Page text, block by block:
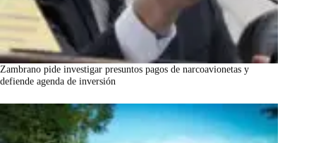
Zambrano pide investigar presuntos pagos de narcoavionetas y
defiende agenda de inversión